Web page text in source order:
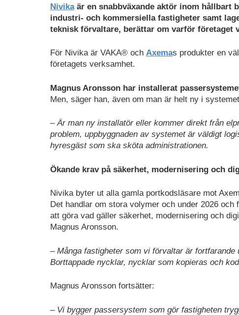
Ladda
ned
som
Nivikaär en snabbväxande aktör inom hållbart
industri- och kommersiella fastigheter samt
teknisk förvaltare, berättar om varför företaget
För Nivika är VAKA® och Axemas produkter en
företagets verksamhet.
Magnus Aronsson har installerat
Men, säger han, även om man är helt ny i
– Är man ny installatör eller kommer direkt från
problem, uppbyggnaden av systemet är väldigt
hyresgäst som ska sköta administrationen.
Ökande krav på säkerhet, modernisering och
Nivika byter ut alla gamla portkodsläsare mot
Det handlar om stora volymer och under 2026
att göra vad gäller säkerhet, modernisering och
Magnus Aronsson.
– Många fastigheter som vi förvaltar är
Borttappade nycklar, nycklar som kopieras och
Magnus Aronsson fortsätter:
– Vi bygger passersystem som gör fastigheten